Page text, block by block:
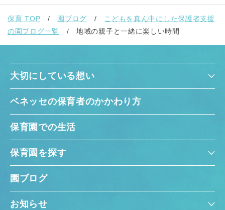
保育 TOP 園ブログ
こどもを真ん中にした保護者支援
の園ブログ一覧
地域の親子と一緒に楽しい時間
大切にしている想い
ベネッセの保育者のかかわり方
保育園での生活
保育園を探す
園ブログ
お知らせ